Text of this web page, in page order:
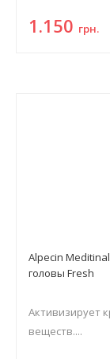
1.150 грн.
Alpecin
головы Fresh
Активизирует
веществ....